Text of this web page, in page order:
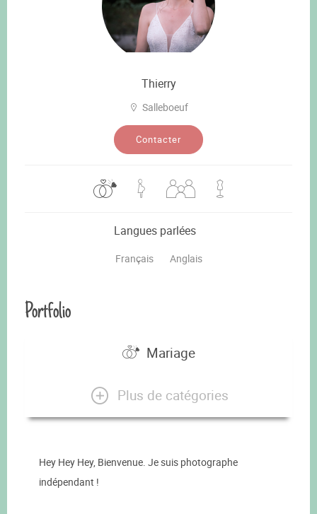
Thierry
Salleboeuf
Contacter
Langues parlées
Français Anglais
Portfolio
Mariage
Plus de catégories
Hey Hey Hey, Bienvenue. Je suis photographe
indépendant !